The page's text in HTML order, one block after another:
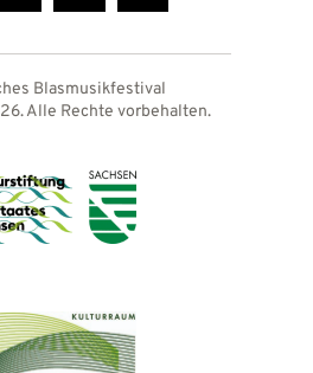
Blasmusikfestival
Alle Rechte vorbehalten.